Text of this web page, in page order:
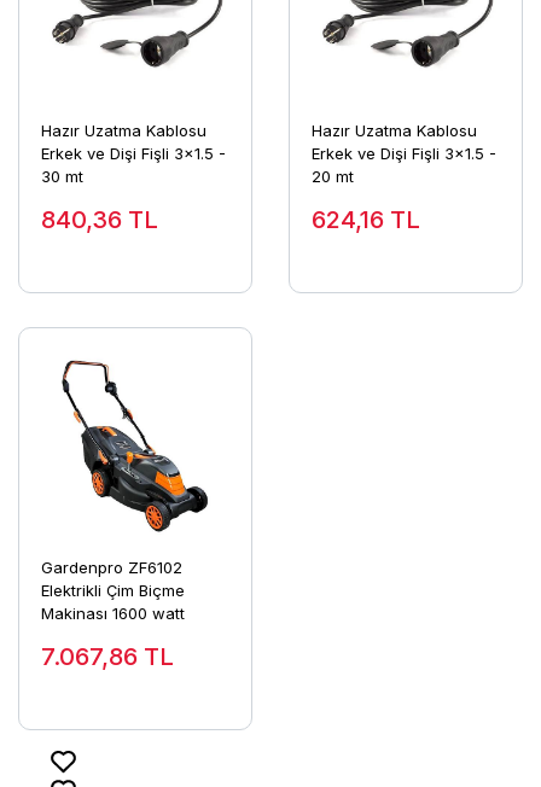
Hazır Uzatma Kablosu
Erkek ve Dişi Fişli 3x1.5 -
30 mt
840,36 TL
Hazır Uzatma Kablosu
Erkek ve Dişi Fişli 3x1.5 -
20 mt
624,16 TL
Gardenpro ZF6102
Elektrikli Çim Biçme
Makinası 1600 watt
7.067,86 TL